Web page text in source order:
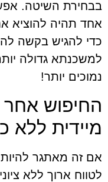
בבחירת השיטה.
אחד תהיה להוציא
כדי להגיש בקשה
למשכנתא גדולה
נמוכים יותר!
החיפוש
מיידית ללא
אם זה מאתגר להיות
לטווח ארוך ללא